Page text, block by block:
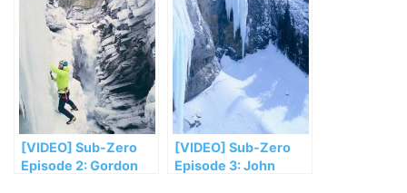
[VIDEO] Sub-Zero
Episode 2: Gordon
[VIDEO] Sub-Zero
Episode 3: John